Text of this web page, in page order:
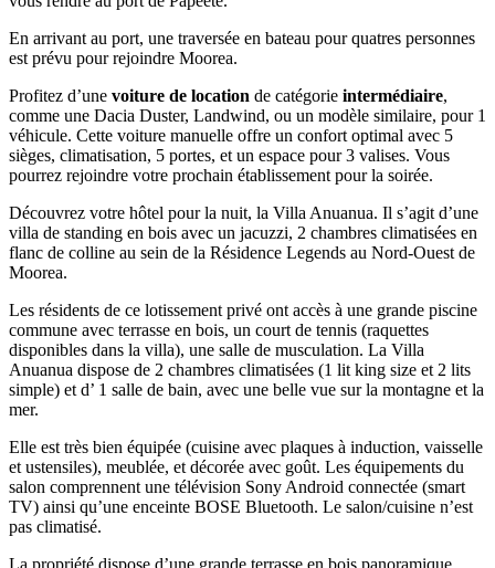
En arrivant au port, une traversée en bateau pour quatres personnes
est prévu pour rejoindre Moorea.
Profitez d’une voiture de location de catégorie intermédiaire,
comme une Dacia Duster, Landwind, ou un modèle similaire, pour 1
véhicule. Cette voiture manuelle offre un confort optimal avec 5
sièges, climatisation, 5 portes, et un espace pour 3 valises. Vous
pourrez rejoindre votre prochain établissement pour la soirée.
Découvrez votre hôtel pour la nuit, la Villa Anuanua. Il s’agit d’une
villa de standing en bois avec un jacuzzi, 2 chambres climatisées en
flanc de colline au sein de la Résidence Legends au Nord-Ouest de
Moorea.
Les résidents de ce lotissement privé ont accès à une grande piscine
commune avec terrasse en bois, un court de tennis (raquettes
disponibles dans la villa), une salle de musculation. La Villa
Anuanua dispose de 2 chambres climatisées (1 lit king size et 2 lits
simple) et d’ 1 salle de bain, avec une belle vue sur la montagne et la
mer.
Elle est très bien équipée (cuisine avec plaques à induction, vaisselle
et ustensiles), meublée, et décorée avec goût. Les équipements du
salon comprennent une télévision Sony Android connectée (smart
TV) ainsi qu’une enceinte BOSE Bluetooth. Le salon/cuisine n’est
pas climatisé.
La propriété dispose d’une grande terrasse en bois panoramique